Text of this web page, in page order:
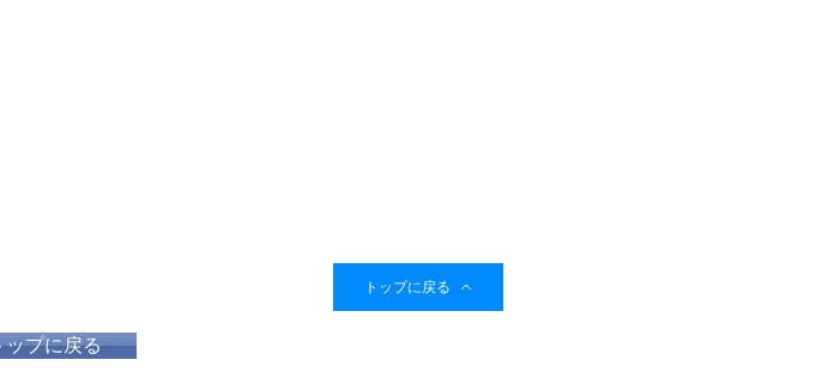
トップに戻る
ップに戻る